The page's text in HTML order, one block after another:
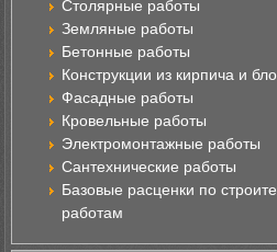
Столярные работы
Земляные работы
Бетонные работы
Конструкции из кирпича и
Фасадные работы
Кровельные работы
Электромонтажные работы
Сантехнические работы
Базовые расценки по
работам